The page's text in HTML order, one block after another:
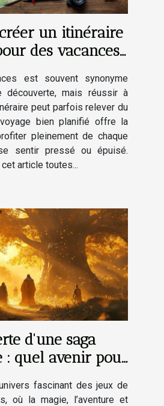
un itinéraire
des vacances
est souvent synonyme
découverte, mais réussir à
peut parfois relever du
bien planifié offre la
pleinement de chaque
sentir pressé ou épuisé.
article toutes...
d'une saga
: quel avenir pour
fascinant des jeux de
où la magie, l’aventure et